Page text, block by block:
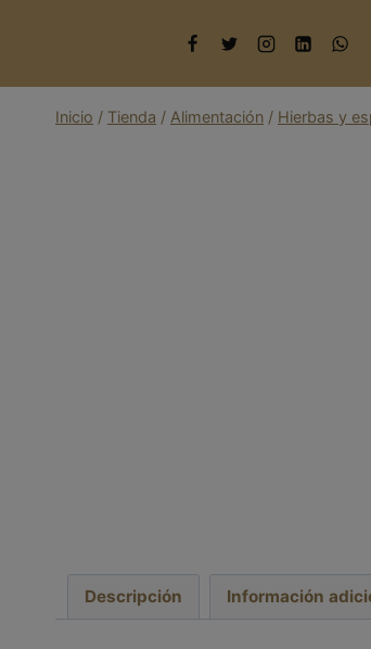
Inicio / Tienda / Alimentación / Hierbas y
Descripción Información